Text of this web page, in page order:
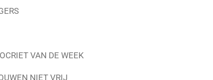
VAN DE WEEK
NIET VRIJ